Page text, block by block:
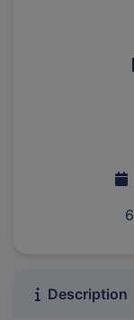
Description